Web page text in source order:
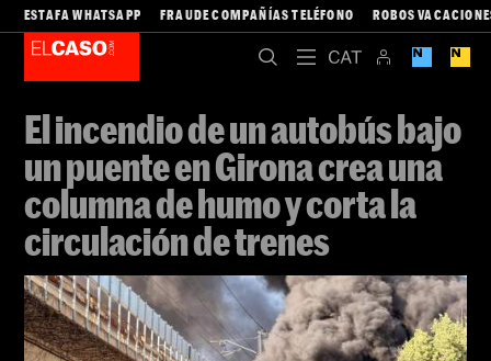
ESTAFA WHATSAPP FRAUDE COMPAÑÍAS TELÉFONO ROBOS
El incendio de un autobús bajo
un puente en Girona crea una
columna de humo y corta la
circulación de trenes